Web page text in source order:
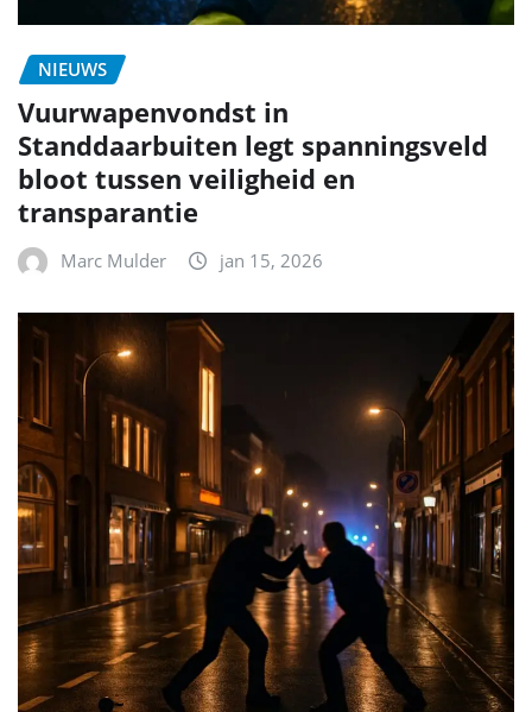
NIEUWS
Vuurwapenvondst in
Standdaarbuiten legt spanningsveld
bloot tussen veiligheid en
transparantie
Marc Mulder jan 15, 2026